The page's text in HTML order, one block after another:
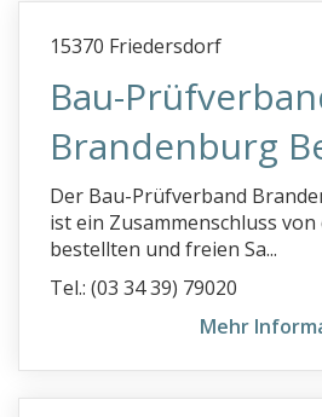
15370 Friedersdorf
Bau-
Brandenburg
Der Bau-Prüfverband
ist ein Zusammenschluss
bestellten und freien Sa...
Tel.: (03 34 39) 79020
Mehr